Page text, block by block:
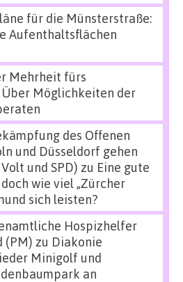
für die Münsterstraße:
Aufenthaltsflächen
Mehrheit fürs
Möglichkeiten der
des Offenen
und Düsseldorf gehen
und SPD) zu Eine gute
wie viel „Zürcher
sich leisten?
Hospizhelfer
(PM) zu Diakonie
Minigolf und
an